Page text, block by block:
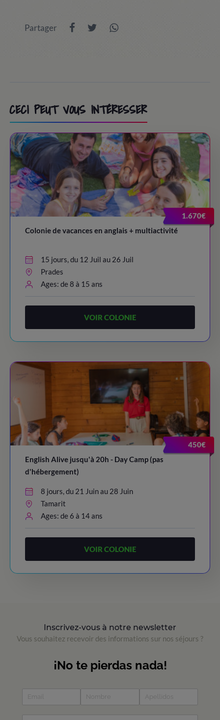
Partager
CECI PEUT VOUS INTÉRESSER
1.670€
Colonie de vacances en anglais + multiactivité
15 jours, du 12 Juil au 26 Juil
Prades
Ages: de 8 à 15 ans
VOIR COLONIE
450€
English Alive jusqu'à 20h - Day Camp (pas
d'hébergement)
8 jours, du 21 Juin au 28 Juin
Tamarit
Ages: de 6 à 14 ans
VOIR COLONIE
Inscrivez-vous à notre newsletter
Vous souhaitez recevoir des informations sur nos séjours ?